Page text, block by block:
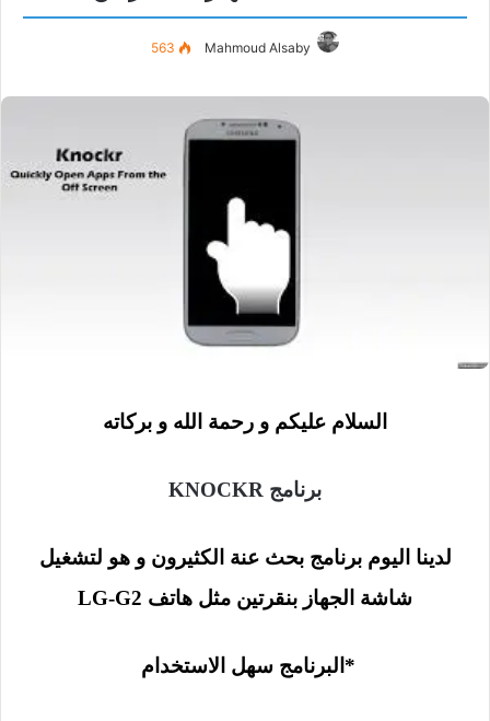
Mahmoud Alsaby
563
السلام عليكم و رحمة الله و بركاته
برنامج KNOCKR
لدينا اليوم برنامج بحث عنة الكثيرون و هو لتشغيل
شاشة الجهاز بنقرتين مثل هاتف LG-G2
*البرنامج سهل الاستخدام